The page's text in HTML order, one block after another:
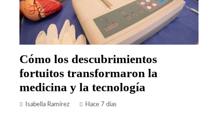
Cómo los descubrimientos
fortuitos transformaron la
medicina y la tecnología
Isabella Ramírez Hace 7 días